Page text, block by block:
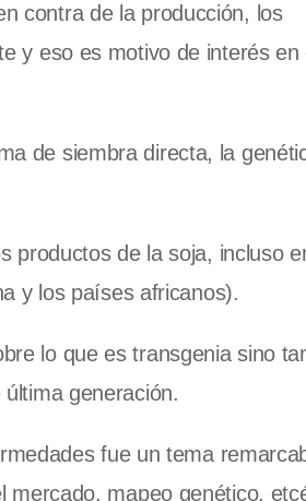
contra de la producción, los
y eso es motivo de interés en
de siembra directa, la
productos de la soja, incluso
y los países africanos).
lo que es transgenia sino
generación.
fue un tema
mapeo genético,